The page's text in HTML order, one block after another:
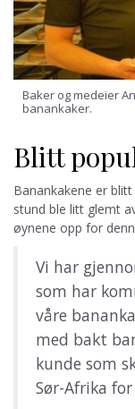
Baker og medeier
banankaker.
Blitt
Banankakene er
stund ble litt glemt
øynene opp for
Vi har
som har
våre
med bakt
kunde som
Sør-Afrika